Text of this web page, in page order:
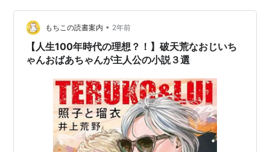
金をもって雪深い別称に逃避行するというお話。 正直、1
話は、電気もガスもない寒い別荘で寝袋で寝る二人が描
かれ、 この先どんなことが起こるのかわかりませんでし
たが、 2話…
もちこの読書案内 • 2年前
【人生100年時代の理想？！】破天荒なおじいち
ゃんおばあちゃんが主人公の小説３選